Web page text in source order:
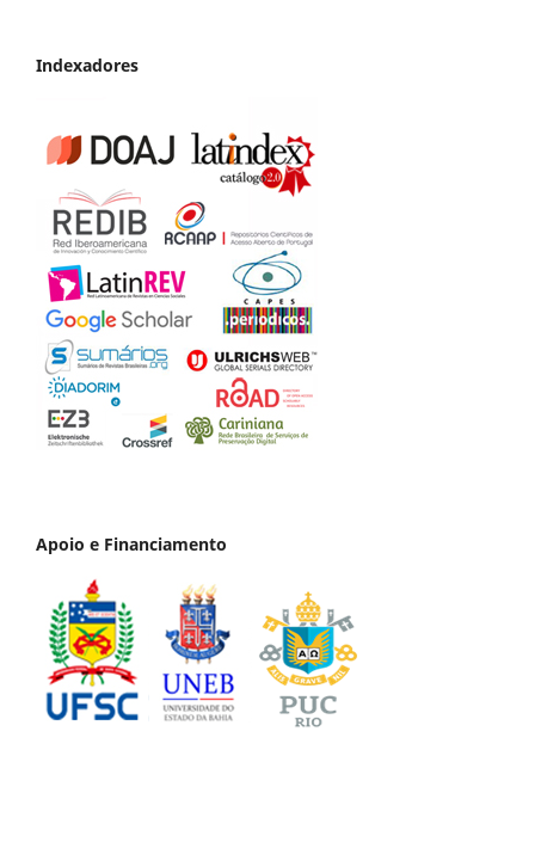
Indexadores
Apoio e Financiamento